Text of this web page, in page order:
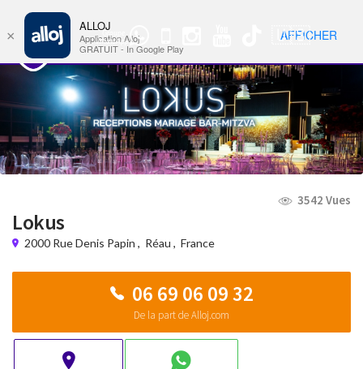
Groupe
WhatsApp
🇺🇸 Nav
3542 Vues
Lokus
2000 Rue Denis Papin , Réau , France
06 69 06 09 32
De la part de Alloj.com
×
ALLOJ
Application Alloj
GRATUIT - In Google Play
AFFICHER